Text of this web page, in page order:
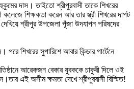
দাস। তাইতো শ্রীপুরবাসী তাকে শিখরের
শিক্ষকতা করেন আর তার স্ত্রী শিখরের দাপট
দেখিয়ে শ্রীপুর উপজেলা পূঁজা উদযাপন পরিষদের
শিখরের সুপারিশে আবার কিন্ডার গার্টেনে
আরেকজন বেকার যুবককে চাকুরী দিলে ওই
এই অসীম ক্ষমতা দেখে শ্রীপুরবাসী বিস্মিত!